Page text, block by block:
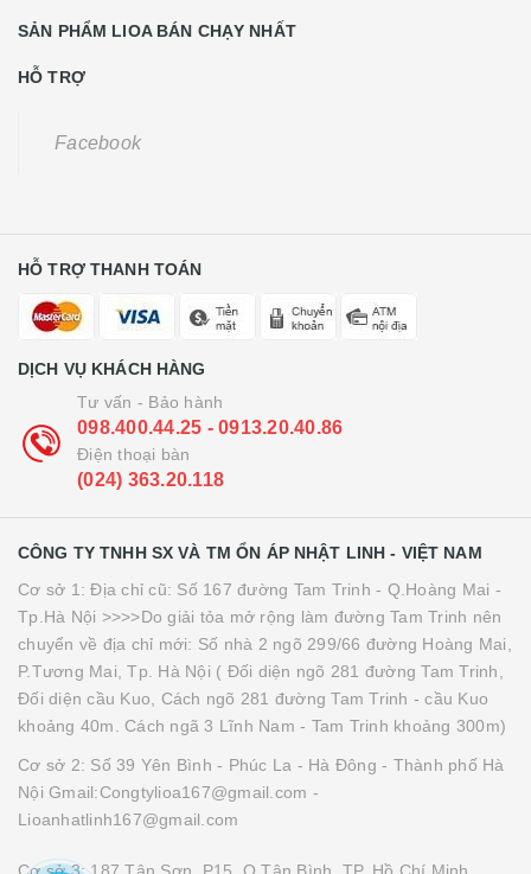
SẢN PHẨM LIOA BÁN CHẠY NHẤT
HỖ TRỢ
Facebook
HỖ TRỢ THANH TOÁN
DỊCH VỤ KHÁCH HÀNG
Tư vấn - Bảo hành
098.400.44.25 - 0913.20.40.86
Điện thoại bàn
(024) 363.20.118
CÔNG TY TNHH SX VÀ TM ỔN ÁP NHẬT LINH - VIỆT NAM
Cơ sở 1: Địa chỉ cũ: Số 167 đường Tam Trinh - Q.Hoàng Mai -
Tp.Hà Nội >>>>Do giải tỏa mở rộng làm đường Tam Trinh nên
chuyển về địa chỉ mới: Số nhà 2 ngõ 299/66 đường Hoàng Mai,
P.Tương Mai, Tp. Hà Nội ( Đối diện ngõ 281 đường Tam Trinh,
Đối diện cầu Kuo, Cách ngõ 281 đường Tam Trinh - cầu Kuo
khoảng 40m. Cách ngã 3 Lĩnh Nam - Tam Trinh khoảng 300m)
Cơ sở 2: Số 39 Yên Bình - Phúc La - Hà Đông - Thành phố Hà
Nội Gmail:Congtylioa167@gmail.com -
Lioanhatlinh167@gmail.com